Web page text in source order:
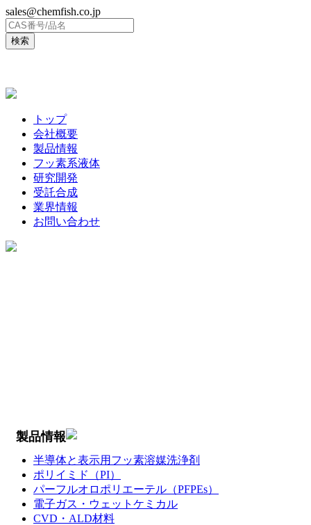
sales@chemfish.co.jp
トップ
会社概要
製品情報
フッ素系液体
研究開発
受託合成
業界情報
お問い合わせ
製品情報
半導体と表示用フッ素溶媒洗浄剤
ポリイミド（PI）
パーフルオロポリエーテル（PFPEs）
電子ガス・ウェットケミカル
CVD・ALD材料